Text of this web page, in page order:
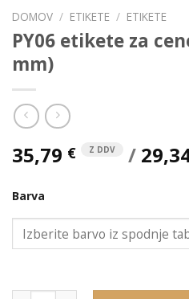
DOMOV / ETIKETE / ETIKETE
PY06 etikete za
mm)
35,79 € Z DDV /
Barva